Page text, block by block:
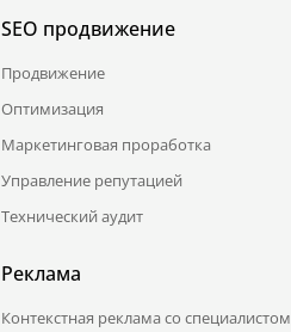
SEO продвижение
Продвижение
Оптимизация
Маркетинговая проработка
Управление репутацией
Технический аудит
Реклама
Контекстная реклама со специалистом